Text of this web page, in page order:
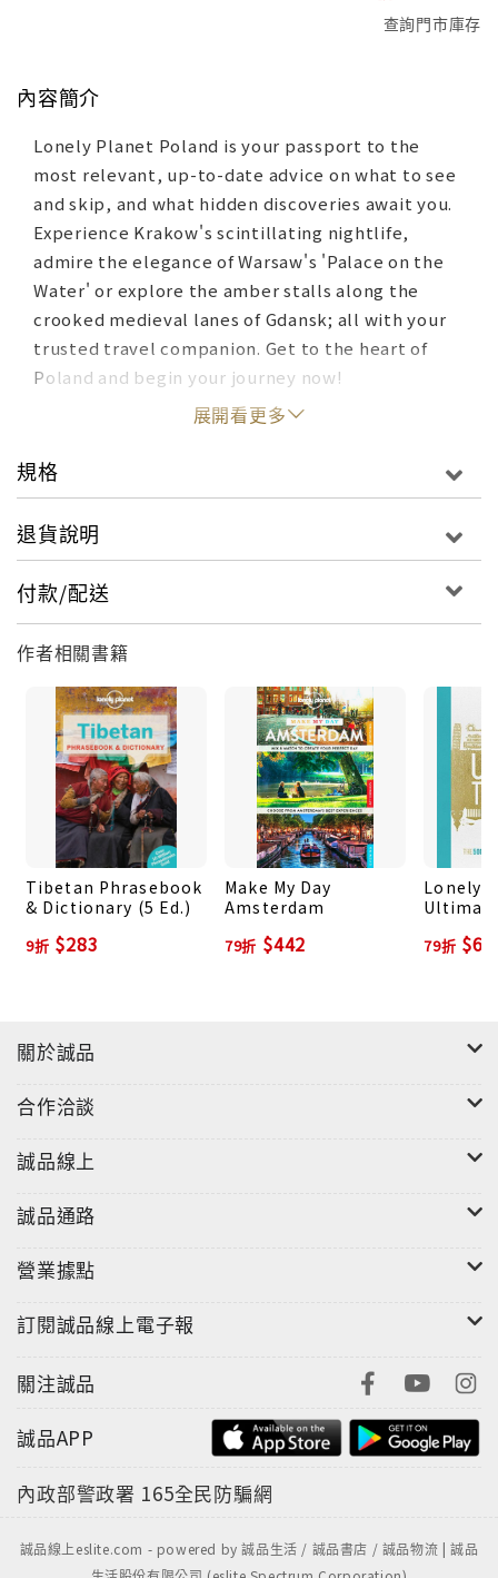
查詢門市庫存
內容簡介
Lonely Planet Poland is your passport to the
most relevant, up-to-date advice on what to see
and skip, and what hidden discoveries await you.
Experience Krakow's scintillating nightlife,
admire the elegance of Warsaw's 'Palace on the
Water' or explore the amber stalls along the
crooked medieval lanes of Gdansk; all with your
trusted travel companion. Get to the heart of
Poland and begin your journey now!
展開看更多
規格
退貨說明
付款/配送
作者相關書籍
Tibetan Phrasebook
& Dictionary (5 Ed.)
9折 $283
Make My Day
Amsterdam
79折 $442
Lonely
79折
關於誠品
合作洽談
誠品線上
誠品通路
營業據點
訂閱誠品線上電子報
關注誠品
誠品APP
內政部警政署 165全民防騙網
誠品線上eslite.com - powered by 誠品生活 / 誠品書店 / 誠品物流 | 誠品